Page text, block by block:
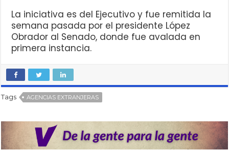
La iniciativa es del Ejecutivo y fue remitida la
semana pasada por el presidente López
Obrador al Senado, donde fue avalada en
primera instancia.
Tags AGENCIAS EXTRANJERAS